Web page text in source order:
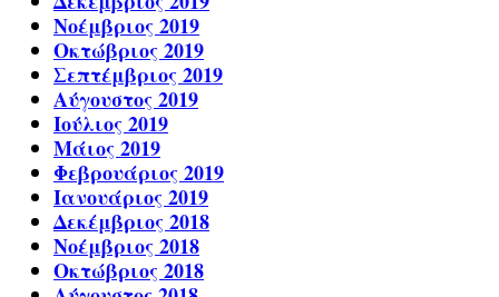
Νοέμβριος 2019
Οκτώβριος 2019
Σεπτέμβριος 2019
Αύγουστος 2019
Ιούλιος 2019
Μάιος 2019
Φεβρουάριος 2019
Ιανουάριος 2019
Δεκέμβριος 2018
Νοέμβριος 2018
Οκτώβριος 2018